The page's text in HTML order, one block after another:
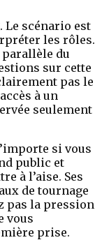
Le scénario est
les rôles.
parallèle du
sur cette
pas le
à un
seulement
si vous
public et
à l’aise. Ses
de tournage
pas la pression
vous
prise.